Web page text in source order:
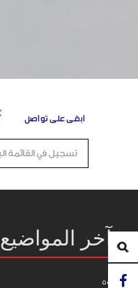
ابقى على تواصل
آخر المواضيع
55